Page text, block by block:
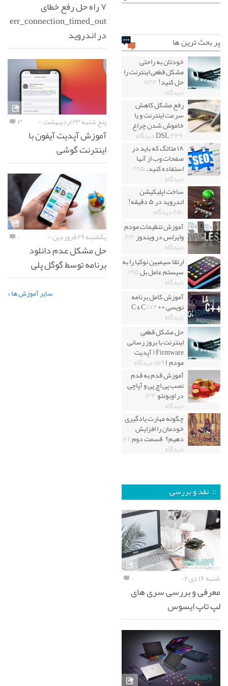
پر بحث ترین ها
خودتان به راحتی
مشکل قطعی اینترنت را
حل کنید!۷۳۴
دیدگاه
رفع مشکل کاهش
سرعت اینترنت و یا
خاموش شدن چراغ
DSL۳۳۶ دیدگاه
۱۸ متاتگ که باید در
صفحات وب از آنها
استفاده کنید.۲۹۵
دیدگاه
ساخت اپلیکیشن
اندروید در ۵ دقیقه!
۲۵۰ دیدگاه
آموزش تنظیمات مودم
وایرلس در ویندوز۲۱۴
دیدگاه
ارتقا سیمبین نوکیا را به
سیستم عامل بل۱۹۵
دیدگاه
آموزش کامل برنامه
نویسی ++C & C۱۷۴
دیدگاه
حل مشکل قطعی
اینترنت با بروز رسانی
Firmware ( آپدیت
مودم )۱۵۹ دیدگاه
آموزش قدم به قدم
نصب پی اچ پی و آپاچی
در اوبونتو۱۳۴
دیدگاه
چگونه مهارت یادگیری
خودمان را افزایش
دهیم؟ – قسمت دوم۷۲
دیدگاه
:: نقد و بررسی
شنبه ۱۶ دی ۰۲ ۰
معرفی و بررسی سری های
لپ تاپ ایسوس
۷ راه حل رفع خطای
err_connection_timed_out
در اندروید
پنج شنبه ۲۳ اردیبهشت ۰۰ ۳
آموزش آپدیت آیفون با
اینترنت گوشی
یکشنبه ۲۹ فروردین ۰۰ ۰
حل مشکل عدم دانلود
برنامه توسط گوگل پلی
سایر آموزش ها »